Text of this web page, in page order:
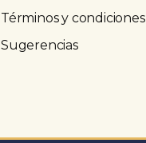
Términos y condiciones
Sugerencias